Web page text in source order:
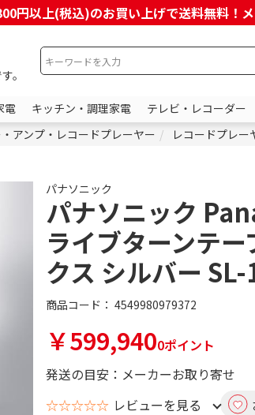
円以上(税込)のお買い上げで送料無料！
。
電 キッチン・調理家電 テレビ・レコーダー
アンプ・レコードプレーヤー レコードプレー
パナソニック
パナソニック
ライブターンテ
クス シルバー
商品コード： 4549980979372
￥599,9400ポイント
発送の目安：メーカーお取り寄せ
☆☆☆☆☆ レビューを見る